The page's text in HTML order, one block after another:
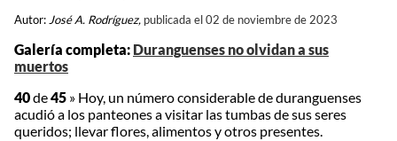
Autor:José A. Rodríguez, publicada el 02 de noviembre de 2023
Galería completa: Duranguenses no olvidan a sus
muertos
40de45 » Hoy, un número considerable de duranguenses
acudió a los panteones a visitar las tumbas de sus seres
queridos; llevar flores, alimentos y otros presentes.